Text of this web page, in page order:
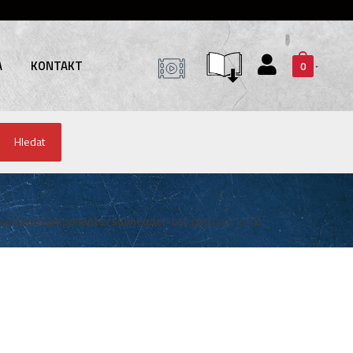
KONTAKT 0
Hledat
components/subheader-cat.phpon line12